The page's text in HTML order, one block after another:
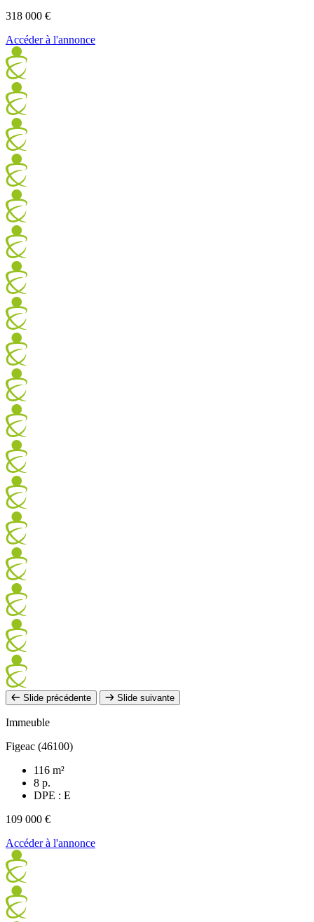
318 000 €
Accéder à l'annonce
Slide précédente Slide suivante
Immeuble
Figeac (46100)
116 m²
8 p.
DPE : E
109 000 €
Accéder à l'annonce